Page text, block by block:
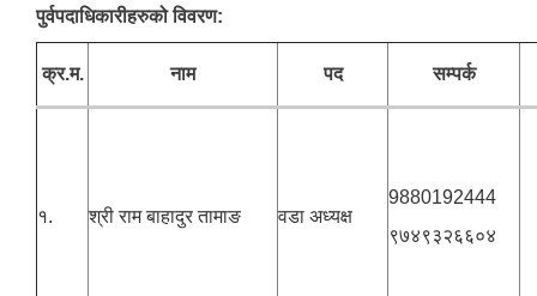
पुर्वपदाधिकारीहरुको विवरण:
क्र.म. नाम पद सम्पर्क
१. श्री राम बाहादुर तामाङ वडा अध्यक्ष
9880192444
९७४९३२६६०४